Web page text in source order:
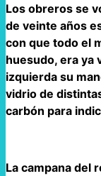
Los obreros se
de veinte años
con que todo el
huesudo, era ya
izquierda su
vidrio de
carbón para
La campana del